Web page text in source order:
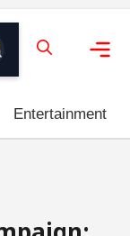
Entertainment